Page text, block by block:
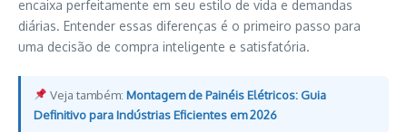
encaixa perfeitamente em seu estilo de vida e demandas
diárias. Entender essas diferenças é o primeiro passo para
uma decisão de compra inteligente e satisfatória.
Veja também:Montagem de Painéis Elétricos: Guia
Definitivo para Indústrias Eficientes em 2026